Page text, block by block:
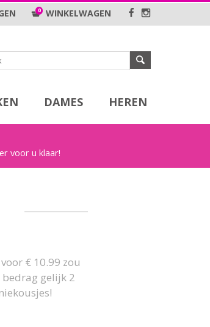
WINKELWAGEN
0
DAMES HEREN
voor u klaar!
€ 10.99 zou
gelijk 2